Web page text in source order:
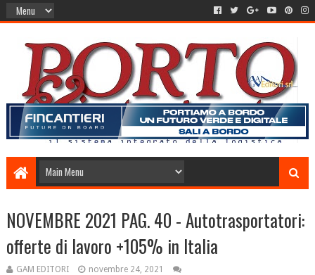
NOVEMBRE 2021 PAG. 40 - Autotrasportatori:
offerte di lavoro +105% in Italia
GAM EDITORI novembre 24, 2021